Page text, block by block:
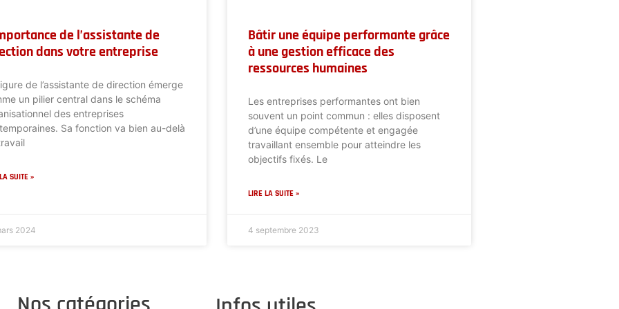
de l’assistante de
dans votre entreprise
de l’assistante de direction émerge
un pilier central dans le schéma
des entreprises
Sa fonction va bien au-delà
SUITE »
2024
Bâtir une équipe performante grâce
à une gestion efficace des
ressources humaines
Les entreprises performantes ont bien
souvent un point commun : elles disposent
d’une équipe compétente et engagée
travaillant ensemble pour atteindre les
objectifs fixés. Le
LIRE LA SUITE »
4 septembre 2023